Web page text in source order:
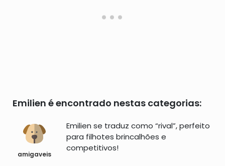
Emilien é encontrado nestas categorias:
amigaveis
Emilien se traduz como “rival”, perfeito
para filhotes brincalhões e
competitivos!